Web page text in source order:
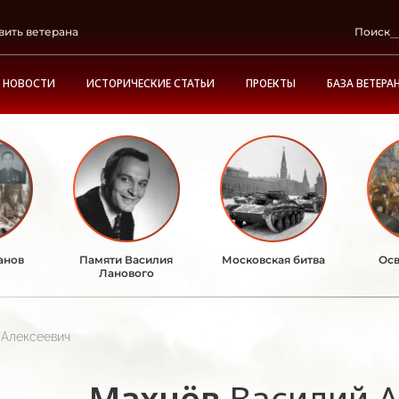
ветерана Поиск
НОВОСТИ ИСТОРИЧЕСКИЕ СТАТЬИ ПРОЕКТЫ БАЗА
Памяти Василия
Ланового
Московская битва